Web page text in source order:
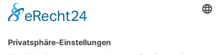
verkaufen und darin
wohnen bleiben